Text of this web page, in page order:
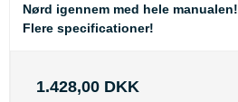
Nørd igennem med hele manualen!
Flere specificationer!
1.428,00 DKK